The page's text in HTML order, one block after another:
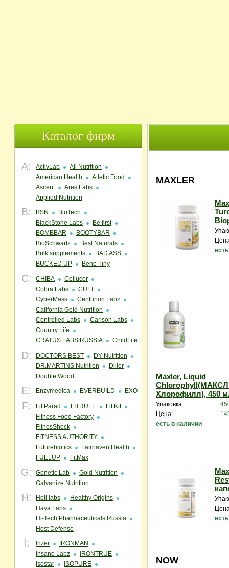
Каталог фирм
A: ActivLab
All Nutrition
American Health
Atletic Food
Ascent
Ares Labs
Applied Nutrition
B: BSN
BioTech
BlackStone Labs
Be first
BOMBBAR
BOOTYBAR
BioSchwartz
Best Naturals
Bulk supplements
BAD ASS
BUCKED UP
Bene Tiny
C: CHIBA
Cellucor
Cobra Labs
CULT
CyberMass
Centurion Labz
California Gold Nutrition
Controlled Labs
Carlson Labs
Country Life
CRATUS LABS RUSSIA
ChildLife
D: DOCTORS BEST
DY Nutrition
DR.MARTINS Nutrition
Diller
Double Wood
E: Enzymedica EVERBUILD EXO
F: Fit Parad FITRULE
Fit Kit
Fitness Food Factory
FitnesShock
FITNESS AUTHORITY
Futurebiotics
Fairhaven Health
FUELUP
FitMax
G: Genetic Lab
Gold Nutrition
Galvanize Nutrition
H: Hell labs
Healthy Origins
Haya Labs
Hi-Tech Pharmaceuticals Russia
Host Defense
I: Inzer
IRONMAN
Insane Labz
IRONTRUE
Isostar
ISOPURE
MAXLER
Maxler, Liquid
Хлорофилл), 450
Упаковка:
Цена:
есть в наличии
NOW